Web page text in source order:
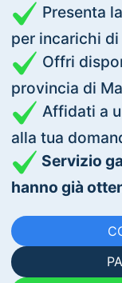
Presenta
per incarichi
Offri
provincia di
Affidati a
alla tua
Servizio
hanno già